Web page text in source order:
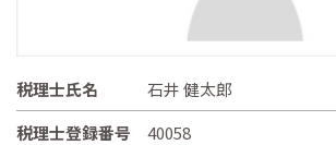
税理士氏名
石井 健太郎
税理士登録番号
40058